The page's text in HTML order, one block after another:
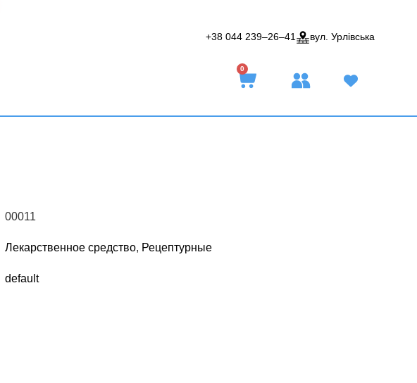
+38 044 239–26–41 вул. Урлівська
0
00011
Лекарственное средство, Рецептурные
default